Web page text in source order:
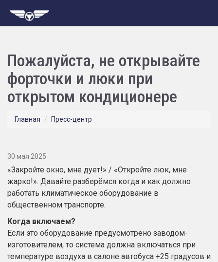
Пожалуйста, не открывайте
форточки и люки при
открытом кондиционере
Главная Пресс-центр
30 мая 2025
«Закройте окно, мне дует!» / «Откройте люк, мне
жарко!». Давайте разберёмся когда и как должно
работать климатическое оборудование в
общественном транспорте.
Когда включаем?
Если это оборудование предусмотрено заводом-
изготовителем, то система должна включаться при
температуре воздуха в салоне автобуса +25 градусов и